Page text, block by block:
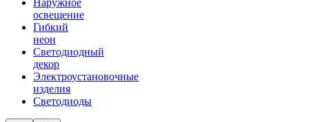
Наружное
освещение
Гибкий
неон
Светодиодный
декор
Электроустановочные
изделия
Светодиоды